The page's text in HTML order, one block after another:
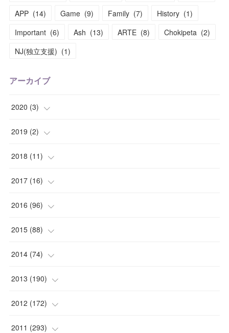
APP (14) Game (9) Family (7) History (1)
Important (6) Ash (13) ARTE (8) Chokipeta (2)
NJ(独立支援) (1)
アーカイブ
2020 (3)
(1
( 1)
(1)
2019 (2)
( 1)
(1)
2018 (11)
(2)
(1)
(1)
(1)
2017 (16)
(1)
(2)
(1)
( 3)
2016 (96)
(2)
(5)
(6)
(3)
2015 (88)
(4)
(7)
(6)
(6)
2014 (74)
(9)
(14)
(6)
2013 (190)
(17)
(22)
2012 (172)
(12)
2011 (293)